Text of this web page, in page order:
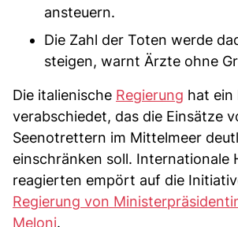
ansteuern.
Die Zahl der Toten werde
steigen, warnt Ärzte ohne
Die italienische Regierung hat ein
verabschiedet, das die Einsätze
Seenotrettern im Mittelmeer
einschränken soll. Internationale
reagierten empört auf die
Regierung von
Meloni.